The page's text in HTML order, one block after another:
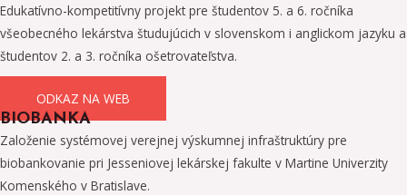
Edukatívno-kompetitívny projekt pre študentov 5. a 6. ročníka
všeobecného lekárstva študujúcich v slovenskom i anglickom jazyku a
študentov 2. a 3. ročníka ošetrovateľstva.
ODKAZ NA WEB
BIOBANKA
Založenie systémovej verejnej výskumnej infraštruktúry pre
biobankovanie pri Jesseniovej lekárskej fakulte v Martine Univerzity
Komenského v Bratislave.